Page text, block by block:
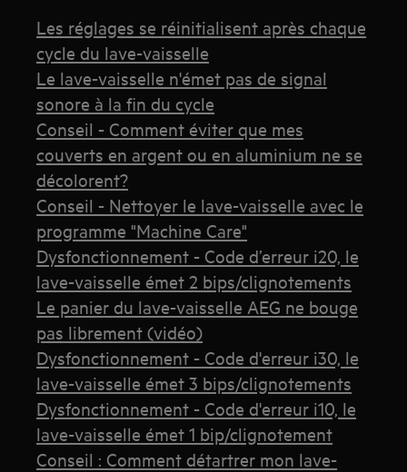
Les réglages se réinitialisent après chaque
cycle du lave-vaisselle
Le lave-vaisselle n'émet pas de signal
sonore à la fin du cycle
Conseil - Comment éviter que mes
couverts en argent ou en aluminium ne se
décolorent?
Conseil - Nettoyer le lave-vaisselle avec le
programme "Machine Care"
Dysfonctionnement - Code d’erreur i20, le
lave-vaisselle émet 2 bips/clignotements
Le panier du lave-vaisselle AEG ne bouge
pas librement (vidéo)
Dysfonctionnement - Code d'erreur i30, le
lave-vaisselle émet 3 bips/clignotements
Dysfonctionnement - Code d'erreur i10, le
lave-vaisselle émet 1 bip/clignotement
Conseil : Comment détartrer mon lave-